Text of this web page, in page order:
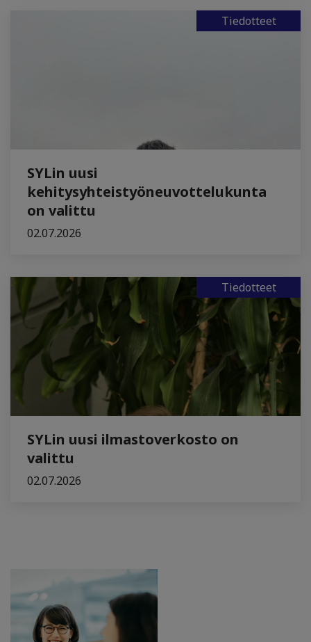
Tiedotteet
SYLin uusi
kehitysyhteistyöneuvottelukunta
on valittu
02.07.2026
Tiedotteet
SYLin uusi ilmastoverkosto on
valittu
02.07.2026